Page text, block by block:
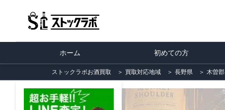
ホーム 初めての方
ストックラボお酒買取 ＞ 買取対応地域 ＞ 長野県 ＞ 木曽郡